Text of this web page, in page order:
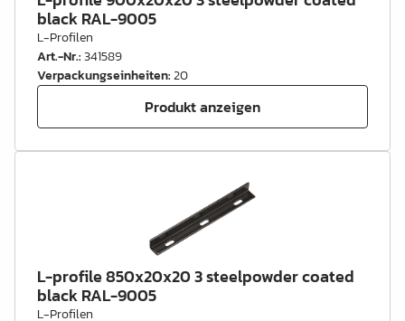
black RAL-9005
L-Profilen
Art.-Nr.:341589
Verpackungseinheiten:20
Produkt anzeigen
L-profile 850x20x20 3 steelpowder coated
black RAL-9005
L-Profilen